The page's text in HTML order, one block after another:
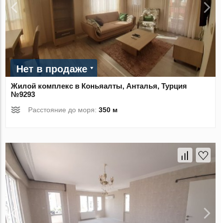
Нет в продаже
Жилой комплекс в Коньяалты, Анталья, Турция
№9293
Расстояние до моря:350 м